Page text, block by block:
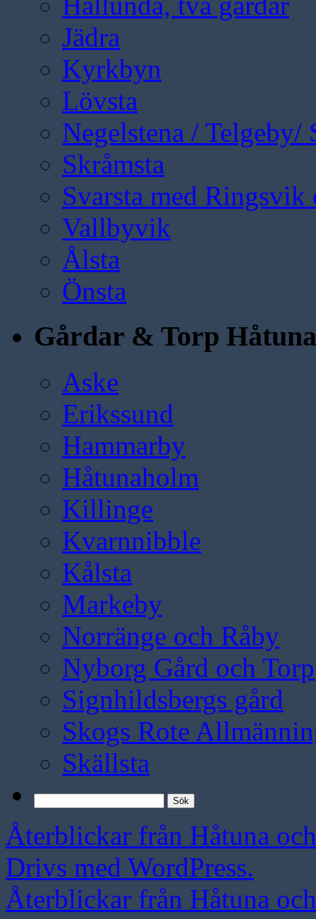
Jädra
Kyrkbyn
Lövsta
Negelstena / Telgeby/
Skråmsta
Svarsta med Ringsvik
Vallbyvik
Ålsta
Önsta
Gårdar & Torp Håtuna
Aske
Erikssund
Hammarby
Håtunaholm
Killinge
Kvarnnibble
Kålsta
Markeby
Norränge och Råby
Nyborg Gård och Torp
Signhildsbergs gård
Skogs Rote
Skällsta
efter:
Återblickar från Håtuna
Drivs med WordPress.
Återblickar från Håtuna